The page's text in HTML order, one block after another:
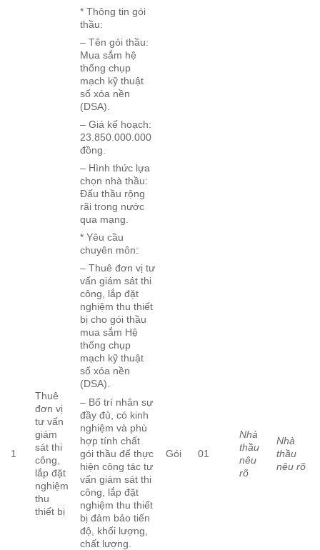
1
Thuê
đơn vị
tư vấn
giám
sát thi
công,
lắp đặt
nghiệm
thu
thiết bị
* Thông tin gói
thầu:
– Tên gói thầu:
Mua sắm hệ
thống chụp
mạch kỹ thuật
số xóa nền
(DSA).
– Giá kế hoạch:
23.850.000.000
đồng.
– Hình thức lựa
chọn nhà thầu:
Đấu thầu rộng
rãi trong nước
qua mạng.
* Yêu cầu
chuyên môn:
– Thuê đơn vị tư
vấn giám sát thi
công, lắp đặt
nghiệm thu thiết
bị cho gói thầu
mua sắm Hệ
thống chụp
mạch kỹ thuật
số xóa nền
(DSA).
– Bố trí nhân sự
đầy đủ, có kinh
nghiệm và phù
hợp tính chất
gói thầu để thực
hiện công tác tư
vấn giám sát thi
công, lắp đặt
nghiệm thu thiết
bị đảm bảo tiến
độ, khối lượng,
chất lượng.
Gói 01
Nhà
thầu
nêu
rõ
Nhà
thầu
nêu rõ